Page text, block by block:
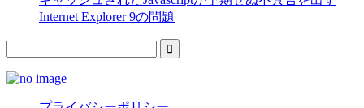
Internet Explorer 9の問題